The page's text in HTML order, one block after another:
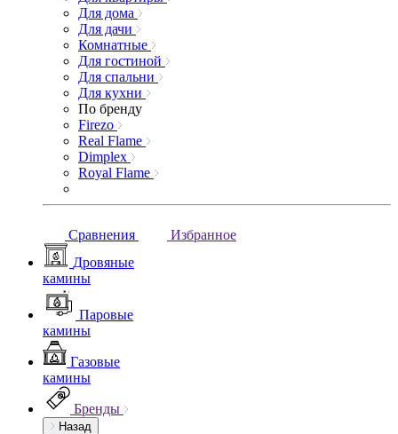
Для дома
Для дачи
Комнатные
Для гостиной
Для спальни
Для кухни
По бренду
Firezo
Real Flame
Dimplex
Royal Flame
Сравнения
Избранное
Дровяные
камины
Паровые
камины
Газовые
камины
Бренды
Назад